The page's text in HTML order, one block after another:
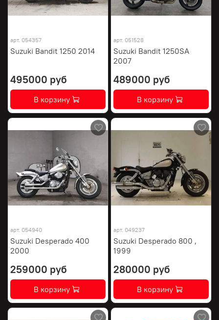
арт. 054357
Suzuki Bandit 1250 2014
495000 руб
В корзину
арт. 051528
Suzuki Bandit 1250SA
2007
489000 руб
В корзину
арт. 054940
Suzuki Desperado 400
2000
259000 руб
В корзину
арт. 049237
Suzuki Desperado 800 ,
1999
280000 руб
В корзину